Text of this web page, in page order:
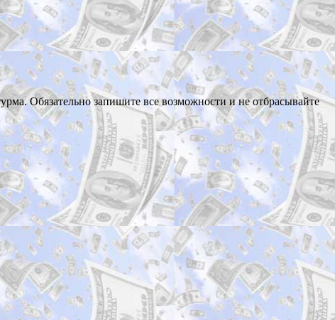
Обязательно запишите все возможности и не отбрасывайте